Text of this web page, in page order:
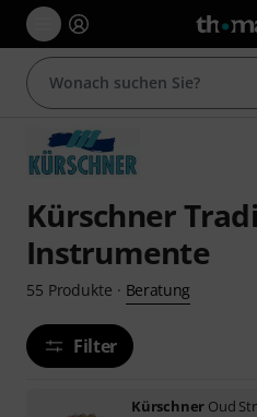
Kürschner
Instrumente
55 Produkte · Beratung
Filter
Kürschner Oud